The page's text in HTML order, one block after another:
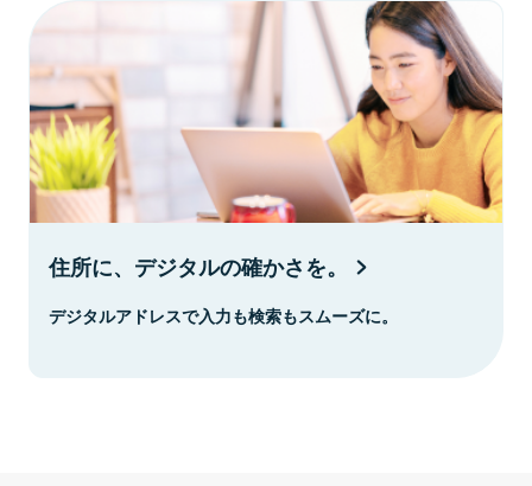
住所に、デジタルの確かさを。
デジタルアドレスで入力も検索もスムーズに。